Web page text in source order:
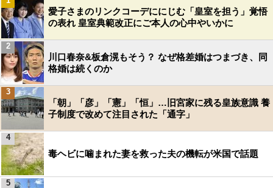
愛子さまのリンクコーデににじむ「皇室を担う」覚悟
の表れ 皇室典範改正にご本人の心中やいかに
川口春奈&板倉滉もそう？ なぜ格差婚はつまづき、同
格婚は続くのか
2
「朝」「彦」「憲」「恒」…旧宮家に残る皇族意識 養
子制度で改めて注目された「通字」
3
毒ヘビに噛まれた妻を救った夫の機転が米国で話題
4
5